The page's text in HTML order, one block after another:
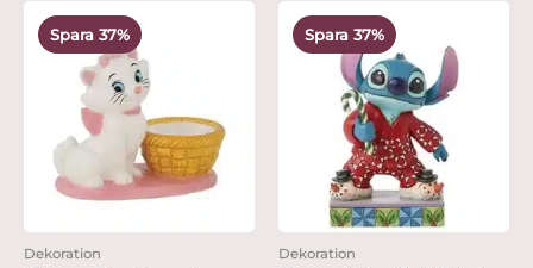
Spara 37%
Dekoration
ursprungliga
var:
795 kr.
nuvarande
priset
är:
499 kr.
Spara 37%
Dekoration
ursprungliga
var:
795 kr.
nuvarande
priset
är:
499 kr.